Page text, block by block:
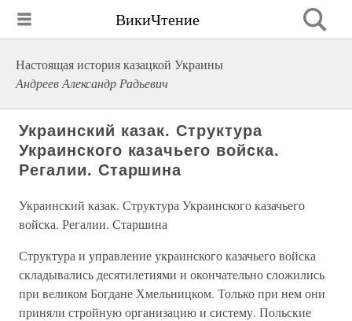
ВикиЧтение
Настоящая история казацкой Украины
Андреев Александр Радьевич
Украинский казак. Структура
Украинского казачьего войска.
Регалии. Старшина
Украинский казак. Структура Украинского казачьего
войска. Регалии. Старшина
Структура и управление украинского казачьего войска
складывались десятилетиями и окончательно сложились
при великом Богдане Хмельницком. Только при нем они
приняли стройную организацию и систему. Польские